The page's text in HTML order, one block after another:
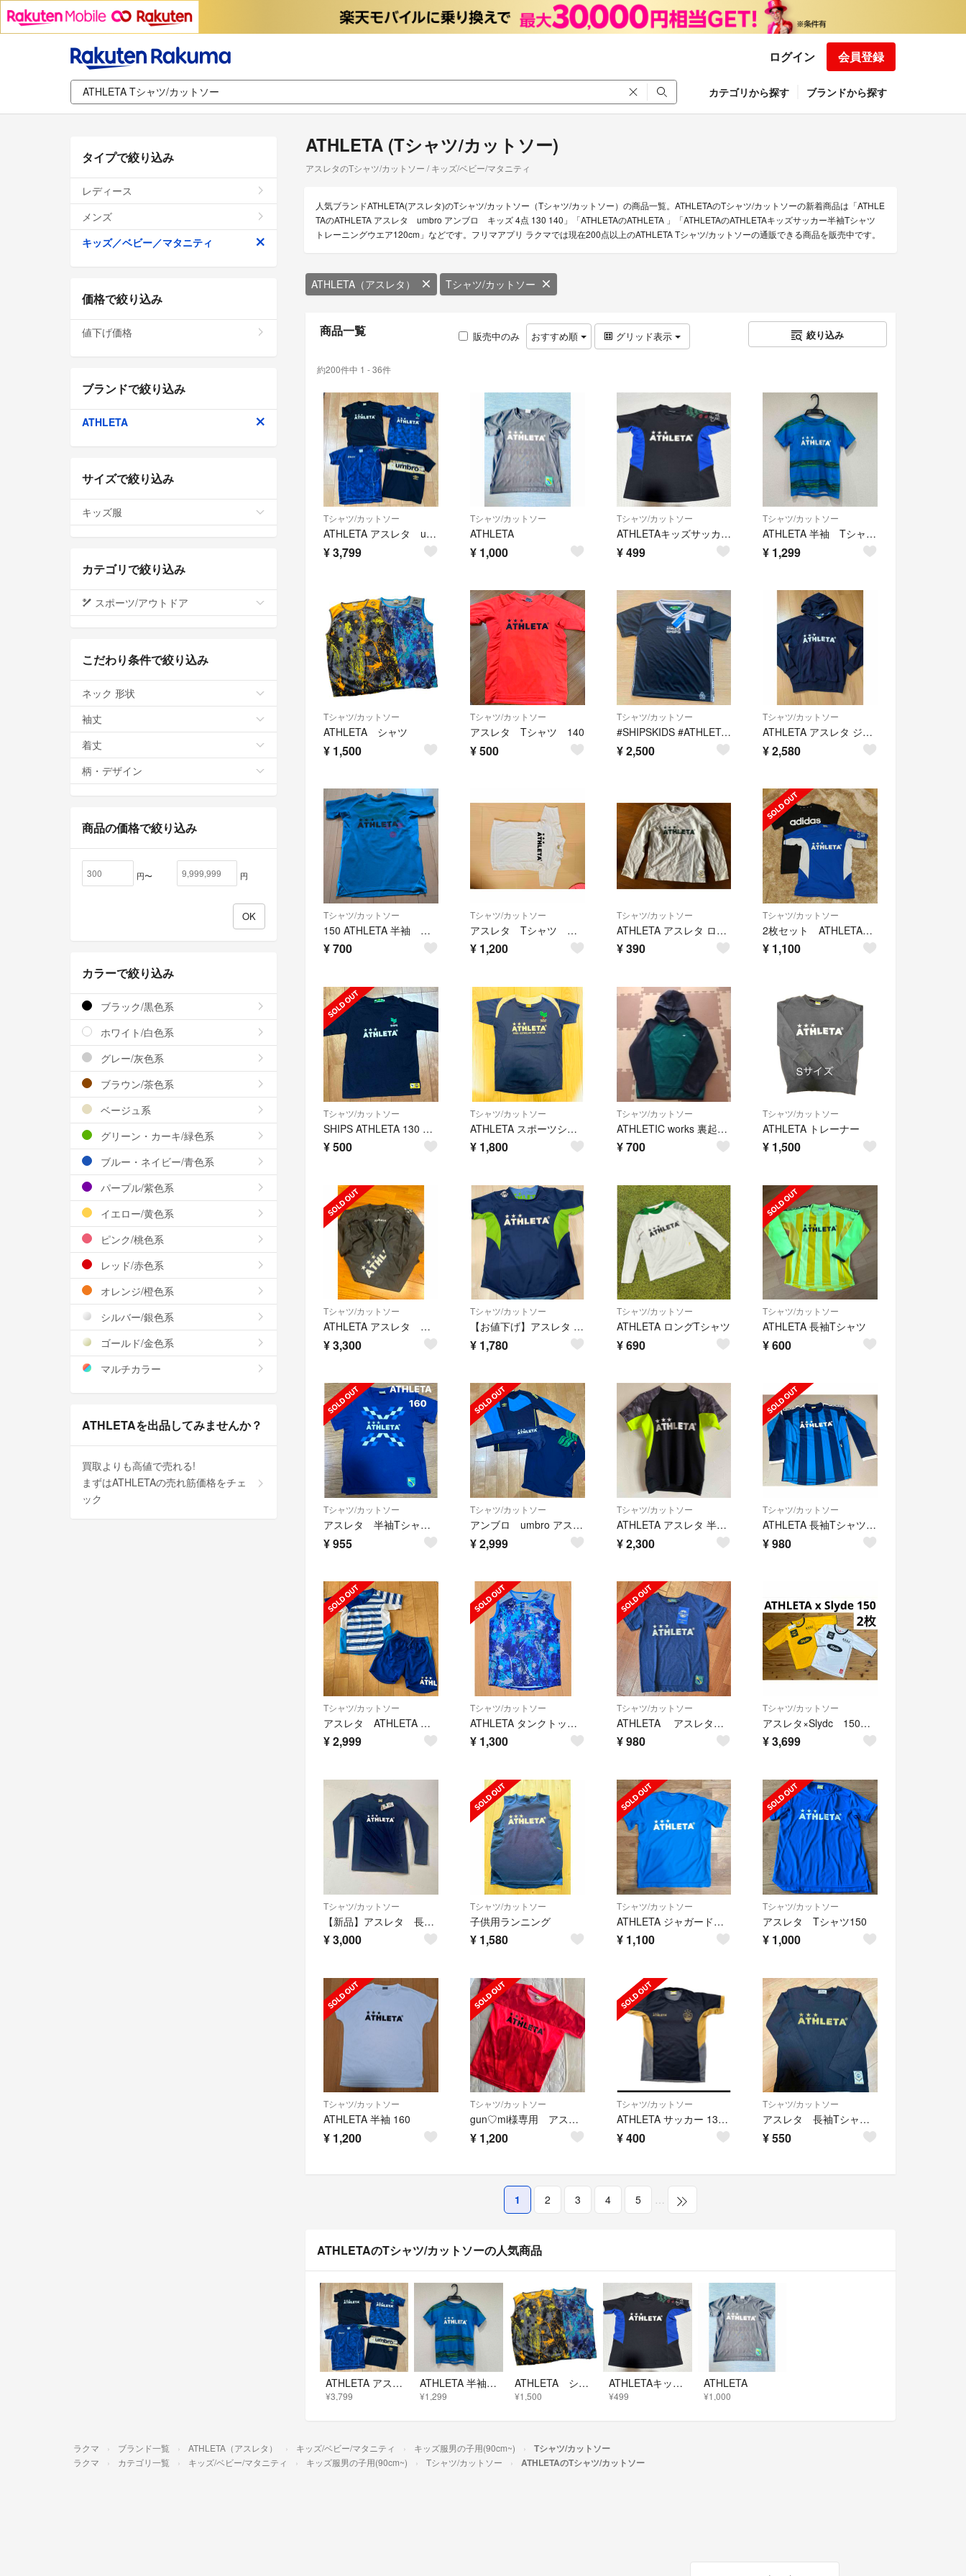
ログイン 会員登録
カテゴリから探す ブランドから探す
ATHLETA (Tシャツ/カットソー)
アスレタのTシャツ/カットソー / キッズ/ベビー/マタニティ
人気ブランドATHLETA(アスレタ)のTシャツ/カットソー（Tシャツ/カットソー）の商品一覧。ATHLETAのTシャツ/カットソーの新着商品は「ATHLE
TAのATHLETA アスレタ umbro アンブロ キッズ 4点 130 140」「ATHLETAのATHLETA 」「ATHLETAのATHLETAキッズサッカー半袖Tシャツ
トレーニングウエア120cm」などです。フリマアプリ ラクマでは現在200点以上のATHLETA Tシャツ/カットソーの通販できる商品を販売中です。
ATHLETA（アスレタ） Tシャツ/カットソー
商品一覧 販売中のみ おすすめ順 グリッド表示 絞り込み
約200件中 1 - 36件
Tシャツ/カットソー
ATHLETA アスレタ umbro アンブロ キッズ 4点 130 140
¥3,799
Tシャツ/カットソー
ATHLETA
¥ 1,000
Tシャツ/カットソー
ATHLETAキッズサッカー半袖Tシャツ トレーニングウエア120cm
¥499
Tシャツ/カットソー
ATHLETA 半袖 Tシャツ キッズ ジュニア 140㎝
¥ 1,299
Tシャツ/カットソー
ATHLETA シャツ
¥ 1,500
Tシャツ/カットソー
アスレタ Tシャツ 140
¥500
Tシャツ/カットソー
#SHIPSKIDS #ATHLETA #吸汗速乾素材
¥2,500
Tシャツ/カットソー
ATHLETA アスレタ ジャージ パーカー スウェット 薄手 ポケット付き
¥2,580
Tシャツ/カットソー
150 ATHLETA 半袖 水色 150cm
¥700
Tシャツ/カットソー
アスレタ Tシャツ 白 M
¥ 1,200
Tシャツ/カットソー
ATHLETA アスレタ ロンT 長袖Tシャツ 150
¥390
Tシャツ/カットソー
2枚セット ATHLETA adidas 150cm
¥ 1,100
Tシャツ/カットソー
SHIPS ATHLETA 130 長袖Tシャツ
¥500
Tシャツ/カットソー
ATHLETA スポーツシャツ ネイビー
¥ 1,800
Tシャツ/カットソー
ATHLETIC works 裏起毛パーカー 150
¥700
Tシャツ/カットソー
ATHLETA トレーナー
¥ 1,500
Tシャツ/カットソー
ATHLETA アスレタ ピステ 上下 140
¥3,300
Tシャツ/カットソー
【お値下げ】アスレタ 半袖 Tシャツ リバーシブル
¥ 1,780
Tシャツ/カットソー
ATHLETA ロングTシャツ
¥690
Tシャツ/カットソー
ATHLETA 長袖Tシャツ
¥600
Tシャツ/カットソー
アスレタ 半袖Tシャツ 160ネイビー
¥955
Tシャツ/カットソー
アンブロ umbro アスレタ ATHLETA 長袖 キッズ ジュニア 160㎝
¥2,999
Tシャツ/カットソー
ATHLETA アスレタ 半袖Tシャツ 140 ブラック 蛍光イエロー
¥2,300
Tシャツ/カットソー
ATHLETA 長袖Tシャツ150
¥980
Tシャツ/カットソー
アスレタ ATHLETA 半袖 ハーフパンツ キッズ ジュニア 140㎝ 上下
¥2,999
Tシャツ/カットソー
ATHLETA タンクトップ 140
¥ 1,300
Tシャツ/カットソー
ATHLETA アスレタ Tシャツ 140 未使用
¥980
Tシャツ/カットソー
アスレタ×Slydc 150 イエロー ホワイト2枚 7分袖 キッズ サッカー
¥3,699
Tシャツ/カットソー
【新品】アスレタ 長袖シャツ
¥3,000
Tシャツ/カットソー
子供用ランニング
¥ 1,580
Tシャツ/カットソー
ATHLETA ジャガードメッシュTシャツ ブルー 150
¥ 1,100
Tシャツ/カットソー
アスレタ Tシャツ150
¥ 1,000
Tシャツ/カットソー
ATHLETA 半袖 160
¥ 1,200
Tシャツ/カットソー
gun♡mi様専用 アスレタ ATHLETA サッカー Tシャツ 150
¥ 1,200
Tシャツ/カットソー
ATHLETA サッカー 130 Tシャツ 練習着 半袖
¥400
Tシャツ/カットソー
アスレタ 長袖Tシャツ 黒
¥550
1 2 3 4 5 …
ATHLETAのTシャツ/カットソーの人気商品
ATHLETA アスレタ umbro アンブロ キッズ 4点 130 140
¥3,799
ATHLETA 半袖 Tシャツ キッズ ジュニア 140㎝
¥1,299
ATHLETA シャツ
¥1,500
ATHLETAキッズサッカー半袖Tシャツ トレーニングウエア120cm
¥499
ATHLETA
¥1,000
タイプで絞り込み
レディース
メンズ
キッズ／ベビー／マタニティ
価格で絞り込み
値下げ価格
ブランドで絞り込み
ATHLETA
サイズで絞り込み
キッズ服
カテゴリで絞り込み
スポーツ/アウトドア
こだわり条件で絞り込み
ネック 形状
袖丈
着丈
柄・デザイン
商品の価格で絞り込み
円〜 円
カラーで絞り込み
ブラック/黒色系
ホワイト/白色系
グレー/灰色系
ブラウン/茶色系
ベージュ系
グリーン・カーキ/緑色系
ブルー・ネイビー/青色系
パープル/紫色系
イエロー/黄色系
ピンク/桃色系
レッド/赤色系
オレンジ/橙色系
シルバー/銀色系
ゴールド/金色系
マルチカラー
ATHLETAを出品してみませんか？
買取よりも高値で売れる!
まずはATHLETAの売れ筋価格をチェ
ック
ラクマ ブランド一覧 ATHLETA（アスレタ） キッズ/ベビー/マタニティ キッズ服男の子用(90cm~) Tシャツ/カットソー
ラクマ カテゴリ一覧 キッズ/ベビー/マタニティ キッズ服男の子用(90cm~) Tシャツ/カットソー ATHLETAのTシャツ/カットソー